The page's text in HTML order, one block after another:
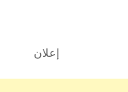
إعلان